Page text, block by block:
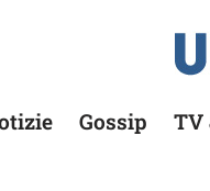
Gossip TV